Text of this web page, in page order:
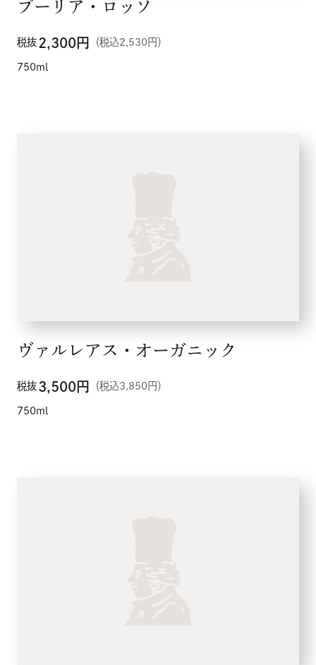
プーリア・ロッソ
税抜 2,300円 （税込2,530円）
750ml
ヴァルレアス・オーガニック
税抜 3,500円 （税込3,850円）
750ml